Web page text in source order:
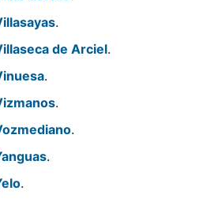
.
de Arciel.
.
.
.
.
.